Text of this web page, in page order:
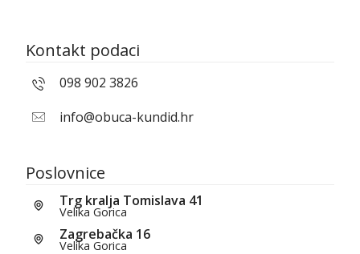
Kontakt podaci
098 902 3826
info@obuca-kundid.hr
Poslovnice
Trg kralja Tomislava 41
Velika Gorica
Zagrebačka 16
Velika Gorica